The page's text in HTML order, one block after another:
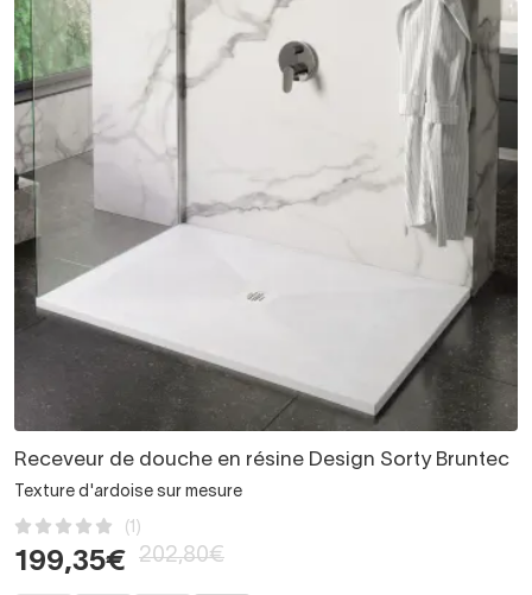
Receveur de douche en résine Design Sorty Bruntec
Texture d'ardoise sur mesure
(1)
199,35€ 202,80€